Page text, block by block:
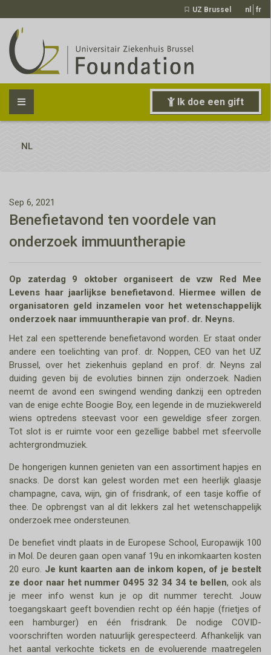
UZ Brussel nl fr
Ik doe een gift
NL
Sep 6, 2021
Benefietavond ten voordele van
onderzoek immuuntherapie
Op zaterdag 9 oktober organiseert de vzw Red Mee
Levens haar jaarlijkse benefietavond. Hiermee willen de
organisatoren geld inzamelen voor het wetenschappelijk
onderzoek naar immuuntherapie van prof. dr. Neyns.
Het zal een spetterende benefietavond worden. Er staat onder
andere een toelichting van prof. dr. Noppen, CEO van het UZ
Brussel, over het ziekenhuis gepland en prof. dr. Neyns zal
duiding geven bij de evoluties binnen zijn onderzoek. Nadien
neemt de avond een swingend wending dankzij een optreden
van de enige echte Boogie Boy, een legende in de muziekwereld
wiens optredens steevast voor een geweldige sfeer zorgen.
Tot slot is er ruimte voor een gezellige babbel met sfeervolle
achtergrondmuziek.
De hongerigen kunnen genieten van een assortiment hapjes en
snacks. De dorst kan gelest worden met een heerlijk glaasje
champagne, cava, wijn, gin of frisdrank, of een tasje koffie of
thee. De opbrengst van al dit lekkers zal het wetenschappelijk
onderzoek mee ondersteunen.
De benefiet vindt plaats in de Europese School, Europawijk 100
in Mol. De deuren gaan open vanaf 19u en inkomkaarten kosten
20 euro. Je kunt kaarten aan de inkom kopen, of je bestelt
ze door naar het nummer 0495 32 34 34 te bellen, ook als
je meer info wenst kun je op dit nummer terecht. Jouw
toegangskaart geeft bovendien recht op één hapje (frietjes of
een hamburger) en één frisdrank. De nodige COVID-
voorschriften worden natuurlijk gerespecteerd. Afhankelijk van
het aantal verkochte tickets en de evoluerende maatregelen